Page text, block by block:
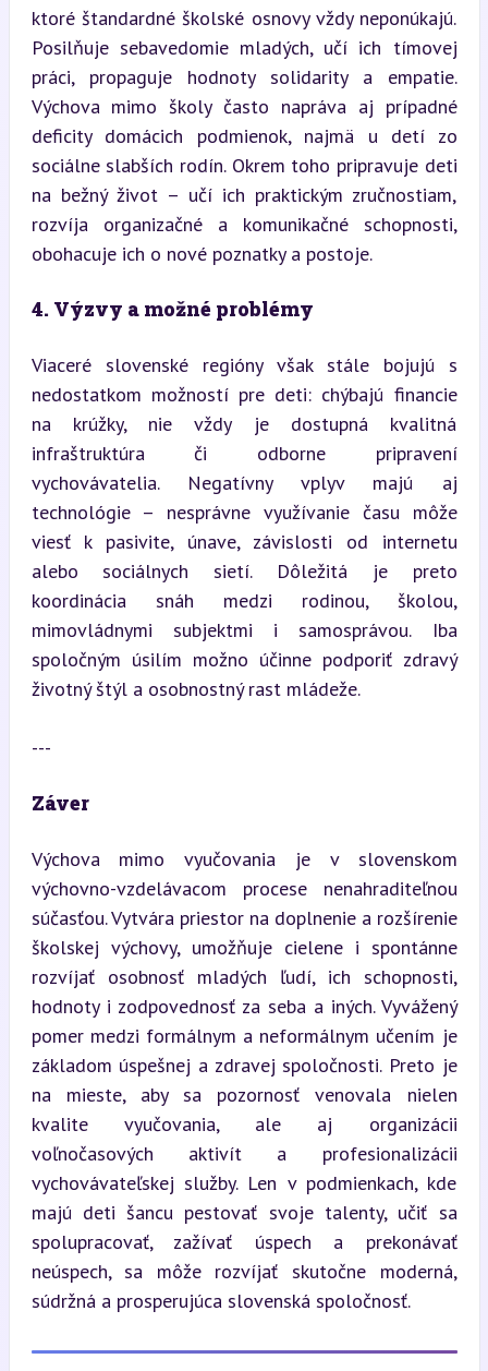
ktoré štandardné školské osnovy vždy neponúkajú.
Posilňuje sebavedomie mladých, učí ich tímovej
práci, propaguje hodnoty solidarity a empatie.
Výchova mimo školy často napráva aj prípadné
deficity domácich podmienok, najmä u detí zo
sociálne slabších rodín. Okrem toho pripravuje deti
na bežný život – učí ich praktickým zručnostiam,
rozvíja organizačné a komunikačné schopnosti,
obohacuje ich o nové poznatky a postoje.
4. Výzvy a možné problémy
Viaceré slovenské regióny však stále bojujú s
nedostatkom možností pre deti: chýbajú financie
na krúžky, nie vždy je dostupná kvalitná
infraštruktúra či odborne pripravení
vychovávatelia. Negatívny vplyv majú aj
technológie – nesprávne využívanie času môže
viesť k pasivite, únave, závislosti od internetu
alebo sociálnych sietí. Dôležitá je preto
koordinácia snáh medzi rodinou, školou,
mimovládnymi subjektmi i samosprávou. Iba
spoločným úsilím možno účinne podporiť zdravý
životný štýl a osobnostný rast mládeže.
---
Záver
Výchova mimo vyučovania je v slovenskom
výchovno-vzdelávacom procese nenahraditeľnou
súčasťou. Vytvára priestor na doplnenie a rozšírenie
školskej výchovy, umožňuje cielene i spontánne
rozvíjať osobnosť mladých ľudí, ich schopnosti,
hodnoty i zodpovednosť za seba a iných. Vyvážený
pomer medzi formálnym a neformálnym učením je
základom úspešnej a zdravej spoločnosti. Preto je
na mieste, aby sa pozornosť venovala nielen
kvalite vyučovania, ale aj organizácii
voľnočasových aktivít a profesionalizácii
vychovávateľskej služby. Len v podmienkach, kde
majú deti šancu pestovať svoje talenty, učiť sa
spolupracovať, zažívať úspech a prekonávať
neúspech, sa môže rozvíjať skutočne moderná,
súdržná a prosperujúca slovenská spoločnosť.